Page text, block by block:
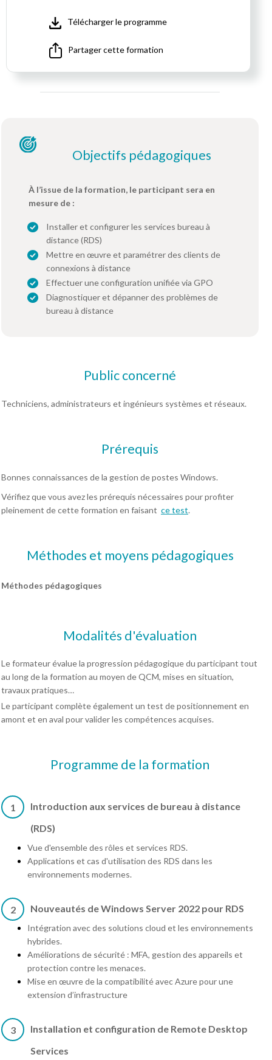
Télécharger le programme
Partager cette formation
Objectifs pédagogiques
À l’issue de la formation, le participant sera en
mesure de :
Installer et configurer les services bureau à
distance (RDS)
Mettre en œuvre et paramétrer des clients de
connexions à distance
Effectuer une configuration unifiée via GPO
Diagnostiquer et dépanner des problèmes de
bureau à distance
Public concerné
Techniciens, administrateurs et ingénieurs systèmes et réseaux.
Prérequis
Bonnes connaissances de la gestion de postes Windows.
Vérifiez que vous avez les prérequis nécessaires pour profiter
pleinement de cette formation en faisant ce test.
Méthodes et moyens pédagogiques
Méthodes pédagogiques
Modalités d'évaluation
Le formateur évalue la progression pédagogique du participant tout
au long de la formation au moyen de QCM, mises en situation,
travaux pratiques…
Le participant complète également un test de positionnement en
amont et en aval pour valider les compétences acquises.
Programme de la formation
1
Introduction aux services de bureau à distance
(RDS)
Vue d'ensemble des rôles et services RDS.
Applications et cas d'utilisation des RDS dans les
environnements modernes.
2 Nouveautés de Windows Server 2022 pour RDS
Intégration avec des solutions cloud et les environnements
hybrides.
Améliorations de sécurité : MFA, gestion des appareils et
protection contre les menaces.
Mise en œuvre de la compatibilité avec Azure pour une
extension d’infrastructure
3
Installation et configuration de Remote Desktop
Services